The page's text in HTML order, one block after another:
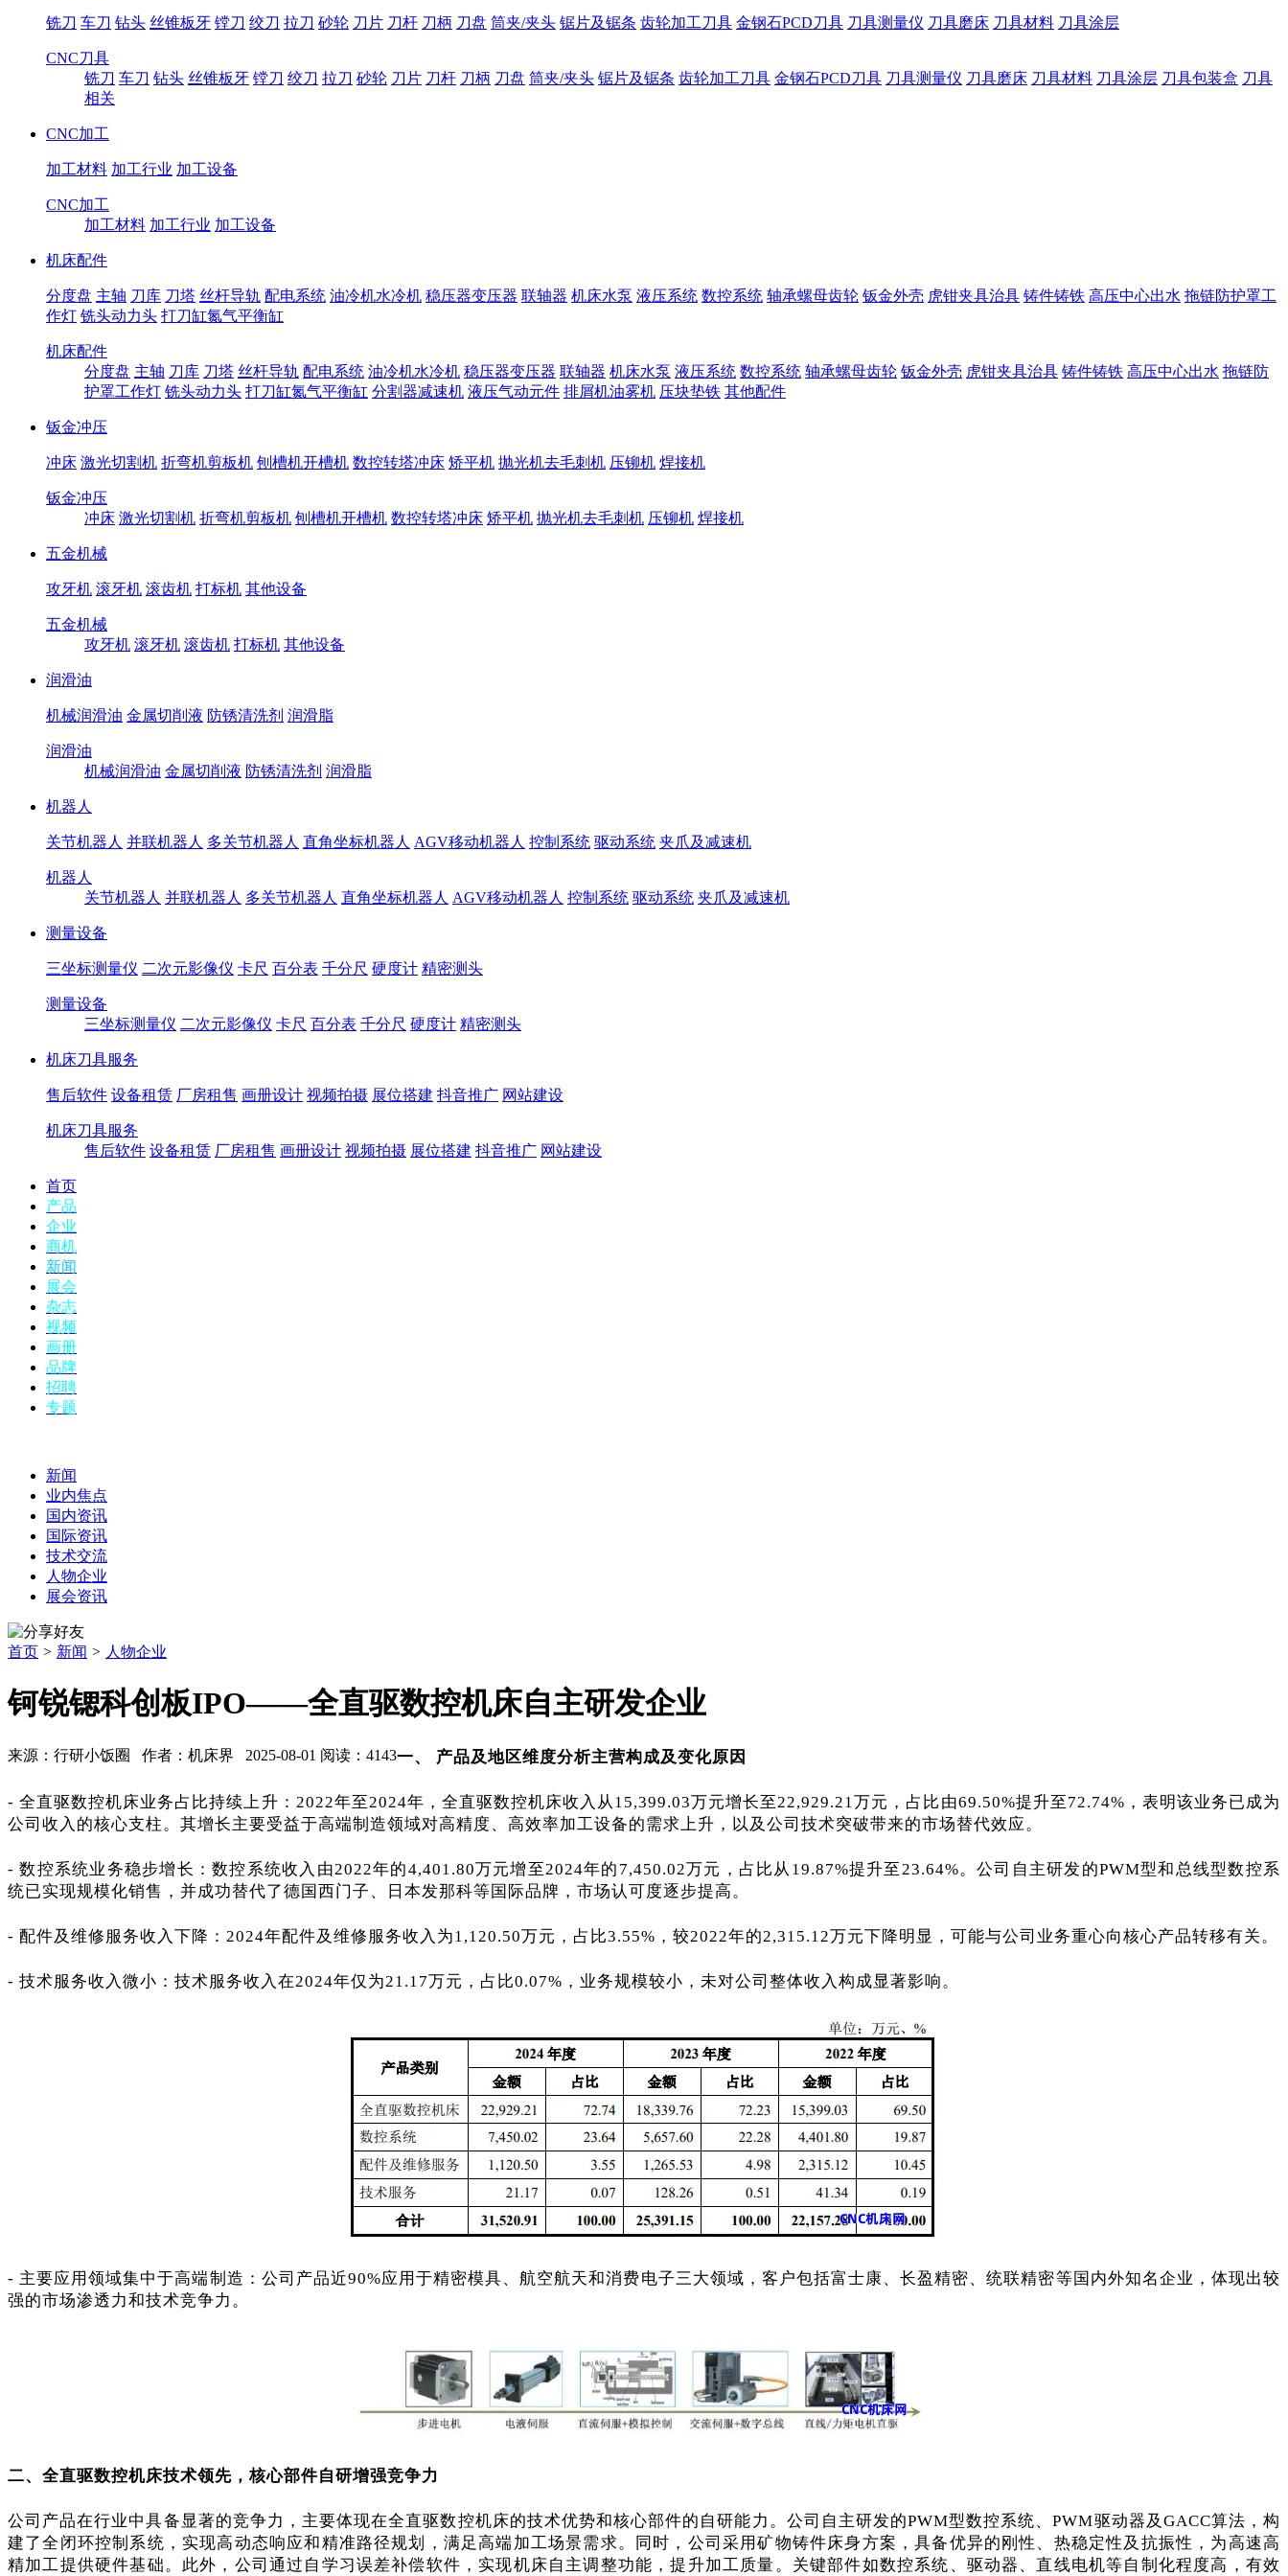
铣刀 车刀 钻头 丝锥板牙 镗刀 绞刀 拉刀 砂轮 刀片 刀杆 刀柄 刀盘 筒夹/夹头 锯片及锯条 齿轮加工刀具 金钢石PCD刀具 刀具测量仪 刀具磨床 刀具材料 刀具涂层
CNC刀具
铣刀 车刀 钻头 丝锥板牙 镗刀 绞刀 拉刀 砂轮 刀片 刀杆 刀柄 刀盘 筒夹/夹头 锯片及锯条 齿轮加工刀具 金钢石PCD刀具 刀具测量仪 刀具磨床 刀具材料 刀具涂层 刀具包装盒 刀具
相关
CNC加工
加工材料 加工行业 加工设备
CNC加工
加工材料 加工行业 加工设备
机床配件
分度盘 主轴 刀库 刀塔 丝杆导轨 配电系统 油冷机水冷机 稳压器变压器 联轴器 机床水泵 液压系统 数控系统 轴承螺母齿轮 钣金外壳 虎钳夹具治具 铸件铸铁 高压中心出水 拖链防护罩工
作灯 铣头动力头 打刀缸氮气平衡缸
机床配件
分度盘 主轴 刀库 刀塔 丝杆导轨 配电系统 油冷机水冷机 稳压器变压器 联轴器 机床水泵 液压系统 数控系统 轴承螺母齿轮 钣金外壳 虎钳夹具治具 铸件铸铁 高压中心出水 拖链防
护罩工作灯 铣头动力头 打刀缸氮气平衡缸 分割器减速机 液压气动元件 排屑机油雾机 压块垫铁 其他配件
钣金冲压
冲床 激光切割机 折弯机剪板机 刨槽机开槽机 数控转塔冲床 矫平机 抛光机去毛刺机 压铆机 焊接机
钣金冲压
冲床 激光切割机 折弯机剪板机 刨槽机开槽机 数控转塔冲床 矫平机 抛光机去毛刺机 压铆机 焊接机
五金机械
攻牙机 滚牙机 滚齿机 打标机 其他设备
五金机械
攻牙机 滚牙机 滚齿机 打标机 其他设备
润滑油
机械润滑油 金属切削液 防锈清洗剂 润滑脂
润滑油
机械润滑油 金属切削液 防锈清洗剂 润滑脂
机器人
关节机器人 并联机器人 多关节机器人 直角坐标机器人 AGV移动机器人 控制系统 驱动系统 夹爪及减速机
机器人
关节机器人 并联机器人 多关节机器人 直角坐标机器人 AGV移动机器人 控制系统 驱动系统 夹爪及减速机
测量设备
三坐标测量仪 二次元影像仪 卡尺 百分表 千分尺 硬度计 精密测头
测量设备
三坐标测量仪 二次元影像仪 卡尺 百分表 千分尺 硬度计 精密测头
机床刀具服务
售后软件 设备租赁 厂房租售 画册设计 视频拍摄 展位搭建 抖音推广 网站建设
机床刀具服务
售后软件 设备租赁 厂房租售 画册设计 视频拍摄 展位搭建 抖音推广 网站建设
首页
产品
企业
商机
新闻
展会
杂志
视频
画册
品牌
招聘
专题
新闻
业内焦点
国内资讯
国际资讯
技术交流
人物企业
展会资讯
首页 > 新闻 > 人物企业
钶锐锶科创板IPO——全直驱数控机床自主研发企业
来源：行研小饭圈 作者：机床界 2025-08-01 阅读：4143一、 产品及地区维度分析主营构成及变化原因
- 全直驱数控机床业务占比持续上升：2022年至2024年，全直驱数控机床收入从15,399.03万元增长至22,929.21万元，占比由69.50%提升至72.74%，表明该业务已成为
公司收入的核心支柱。其增长主要受益于高端制造领域对高精度、高效率加工设备的需求上升，以及公司技术突破带来的市场替代效应。
- 数控系统业务稳步增长：数控系统收入由2022年的4,401.80万元增至2024年的7,450.02万元，占比从19.87%提升至23.64%。公司自主研发的PWM型和总线型数控系
统已实现规模化销售，并成功替代了德国西门子、日本发那科等国际品牌，市场认可度逐步提高。
- 配件及维修服务收入下降：2024年配件及维修服务收入为1,120.50万元，占比3.55%，较2022年的2,315.12万元下降明显，可能与公司业务重心向核心产品转移有关。
- 技术服务收入微小：技术服务收入在2024年仅为21.17万元，占比0.07%，业务规模较小，未对公司整体收入构成显著影响。
- 主要应用领域集中于高端制造：公司产品近90%应用于精密模具、航空航天和消费电子三大领域，客户包括富士康、长盈精密、统联精密等国内外知名企业，体现出较
强的市场渗透力和技术竞争力。
二、全直驱数控机床技术领先，核心部件自研增强竞争力
公司产品在行业中具备显著的竞争力，主要体现在全直驱数控机床的技术优势和核心部件的自研能力。公司自主研发的PWM型数控系统、PWM驱动器及GACC算法，构
建了全闭环控制系统，实现高动态响应和精准路径规划，满足高端加工场景需求。同时，公司采用矿物铸件床身方案，具备优异的刚性、热稳定性及抗振性，为高速高
精加工提供硬件基础。此外，公司通过自学习误差补偿软件，实现机床自主调整功能，提升加工质量。关键部件如数控系统、驱动器、直线电机等自制化程度高，有效